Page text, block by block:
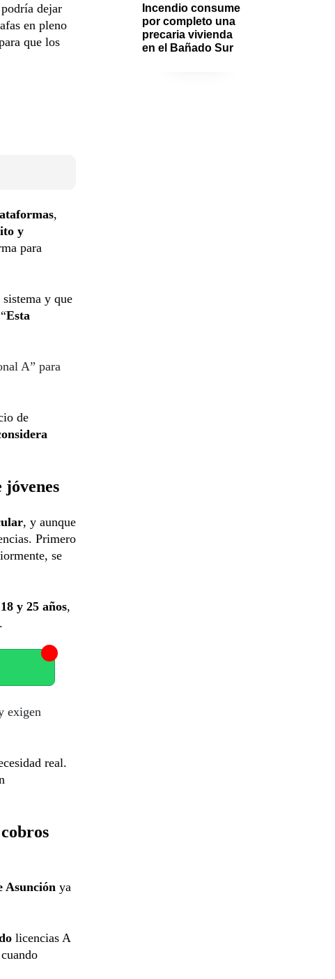
Incendio consume
por completo una
precaria vivienda
en el Bañado Sur
dejar
en pleno
que los
,
y
para
y que
Esta
A” para
de
, y aunque
Primero
se
18 y 25 años,
exigen
real.
Asunción ya
licencias A